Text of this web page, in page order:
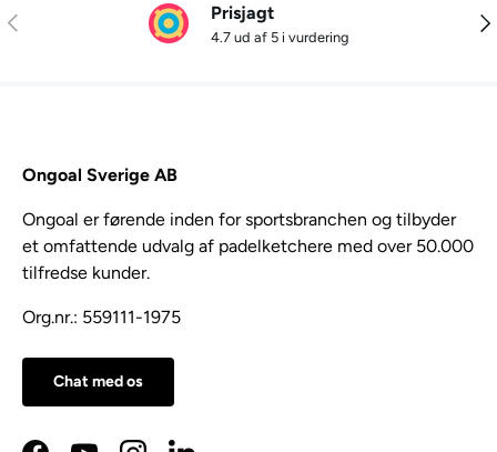
Tidligere Prisjagt
4.7 ud af 5 i vurdering
Ongoal Sverige AB
Ongoal er førende inden for sportsbranchen og tilbyder
et omfattende udvalg af padelketchere med over 50.000
tilfredse kunder.
Org.nr.: 559111-1975
Chat med os